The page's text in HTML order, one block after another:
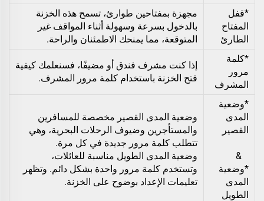
*قفل
المفتاح
الطارئ
مجهزة بمفتاحين طوارئ، تسمح هذه الخزنة
بالدخول بسرعة وسهولة أثناء المواقف غير
المتوقعة، مما يمنحك الاطمئنان والراحة.
*كلمة
مرور
المشرف
إذا كنت مشرف فندق أو مضيفًا، فسنعلمك كيفية
فتح الخزنة باستخدام كلمة مرور المشرف.
*وضعية
المدى
القصير
&
*وضعية
المدى
الطويل
وضعية المدى القصير مخصصة للمسافرين
والمستأجرين وضيوف الرحلات البحرية، وهي
تتطلب كلمة مرور جديدة في كل مرة.
وضعية المدى الطويل مناسبة للعائلات،
وتستخدم كلمة مرور واحدة بشكل دائم. وتظهر
تعليمات الإعداد بوضوح على الخزنة.